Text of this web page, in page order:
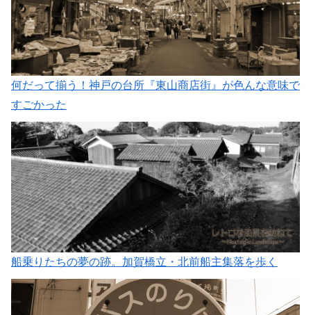
何だって揃う！神戸の台所『東山商店街』が色んな意味で
すごかった
船乗りたちの夢の跡。加賀橋立・北前船主集落を歩く